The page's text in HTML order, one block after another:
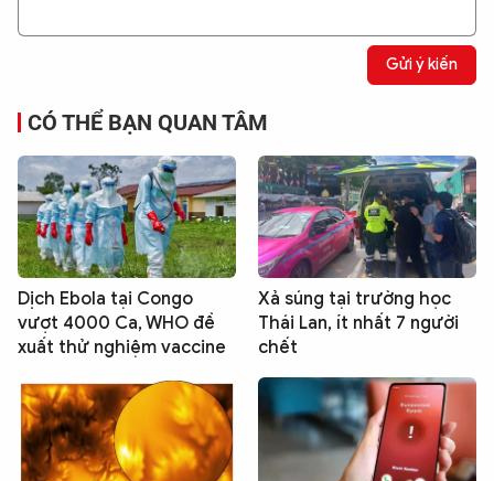
Gửi ý kiến
CÓ THỂ BẠN QUAN TÂM
Dịch Ebola tại Congo
vượt 4000 Ca, WHO đề
xuất thử nghiệm vaccine
Xả súng tại trường học
Thái Lan, ít nhất 7 người
chết